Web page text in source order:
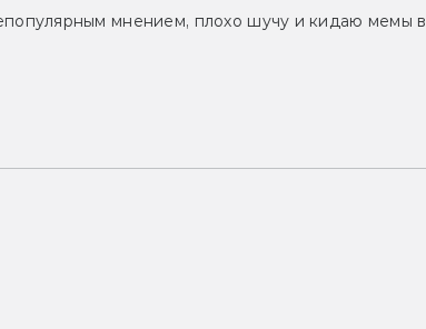
мнением, плохо шучу и кидаю мемы в